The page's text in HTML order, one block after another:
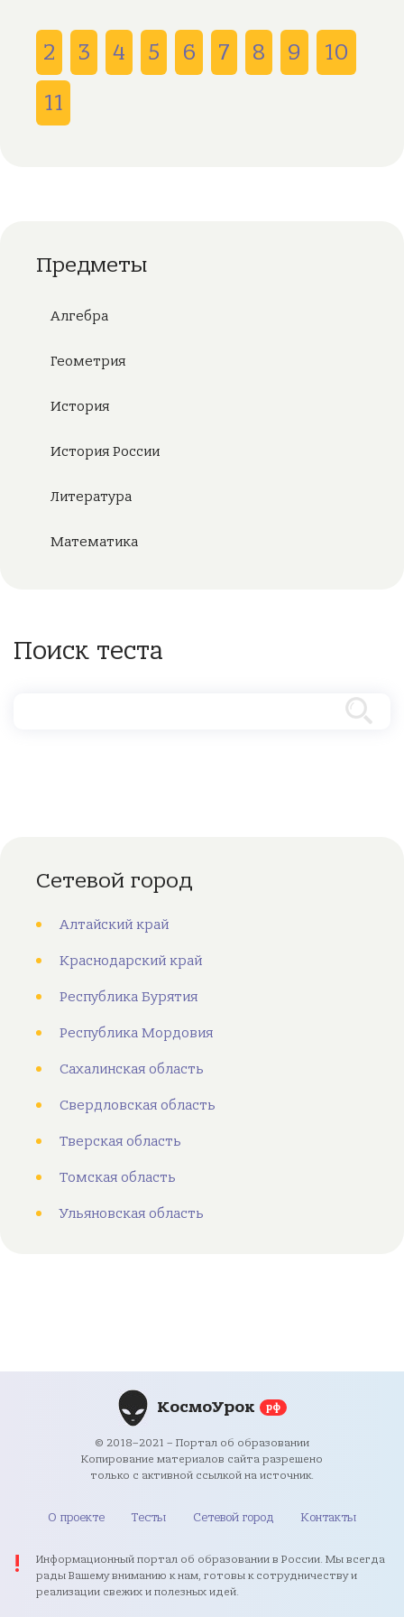
2 3 4 5 6 7 8 9
10
11
Предметы
Алгебра
Геометрия
История
История России
Литература
Математика
Поиск теста
Сетевой город
Алтайский край
Краснодарский край
Республика Бурятия
Республика Мордовия
Сахалинская область
Свердловская область
Тверская область
Томская область
Ульяновская область
КосмоУрок рф
© 2018–2021 – Портал об образовании
Копирование материалов сайта разрешено
только с активной ссылкой на источник.
О проекте Тесты Сетевой город Контакты
Информационный портал об образовании в России. Мы всегда
рады Вашему вниманию к нам, готовы к сотрудничеству и
реализации свежих и полезных идей.